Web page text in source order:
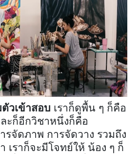
ตัวเข้าสอบ เราก็ดูพื้น ๆ ก็คือ
ะก็อีกวิชาหนึ่งก็คือ
รจัดภาพ การจัดวาง รวมถึง
เราก็จะมีโจทย์ให้ น้อง ๆ ก็